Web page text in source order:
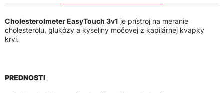
Cholesterolmeter EasyTouch 3v1 je prístroj na meranie
cholesterolu, glukózy a kyseliny močovej z kapilárnej kvapky
krvi.
PREDNOSTI